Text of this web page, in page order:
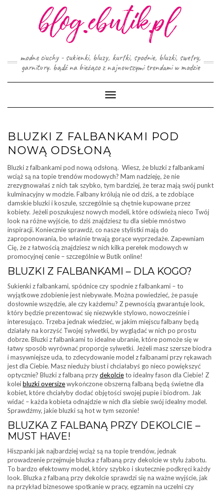
modne ciuchy - sukienki, bluzy, kurtki, spodnie, bluzki, swetry,
garnitury. bądź na bieżąco z najnowszymi trendami w modzie
Toggle
Navigation
BLUZKI Z FALBANKAMI POD
NOWĄ ODSŁONĄ
Bluzki z falbankami pod nową odsłoną. Wiesz, że bluzki z falbankami
wciąż są na topie trendów modowych? Mam nadzieję, że nie
zrezygnowałaś z nich tak szybko, tym bardziej, że teraz mają swój punkt
kulminacyjny w modzie. Falbany królują nie od dziś, a te zdobiące
damskie bluzki i koszule, szczególnie są chętnie kupowane przez
kobiety. Jeżeli poszukujesz nowych modeli, które odświeżą nieco Twój
look na różne wyjście, to dziś znajdziesz tu dla siebie mnóstwo
inspiracji. Koniecznie sprawdź, co nasze stylistki mają do
zaproponowania, bo właśnie trwają gorące wyprzedaże. Zapewniam
Cię, że z łatwością znajdziesz w nich kilka perełek modowych w
promocyjnej cenie – szczególnie w Butik online!
BLUZKI Z FALBANKAMI – DLA KOGO?
Sukienki z falbankami, spódnice czy spodnie z falbankami – to
wyjątkowe zdobienie jest niebywałe. Można powiedzieć, że pasuje
dosłownie wszędzie, ale czy każdemu? Z pewnością gwarantuje look,
który będzie prezentować się niezwykle stylowo, nowocześnie i
interesująco. Trzeba jednak wiedzieć, w jakim miejscu falbany będą
działały na korzyść Twojej sylwetki, by wyglądać w nich po prostu
dobrze. Bluzki z falbankami to idealne ubranie, które pomoże się w
łatwy sposób wyrównać proporcje sylwetki. Jeżeli masz szersze biodra
i masywniejsze uda, to zdecydowanie model z falbanami przy rękawach
jest dla Ciebie. Masz nieduży biust i chciałabyś go nieco powiększyć
optycznie? Bluzki z falbaną przydekolcieto idealny fason dla Ciebie! Z
koleibluzki oversizewykończone obszerną falbaną będą świetne dla
kobiet, które chciałyby dodać objętości swojej pupie i biodrom. Jak
widać – każda kobieta odnajdzie w nich dla siebie swój idealny model.
Sprawdźmy, jakie bluzki są hot w tym sezonie!
BLUZKA Z FALBANĄ PRZY DEKOLCIE –
MUST HAVE!
Hiszpanki jak najbardziej wciąż są na topie trendów, jednak
prowadzenie przejmuje bluzka z falbaną przy dekolcie w stylu żabotu.
To bardzo efektowny model, który szybko i skutecznie podkręci każdy
look. Bluzka z falbaną przy dekolcie sprawdzi się na ważne wyjście, jak
na przykład biznesowe spotkanie w pracy, egzamin na uczelni czy